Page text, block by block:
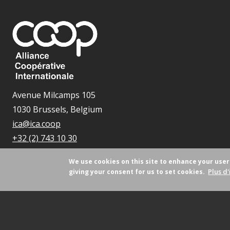
Avenue Milcamps 105
1030 Brussels, Belgium
ica@ica.coop
+32 (2) 743 10 30
We use cookies on this site to enhance your
giving your consent for us to set cookies. Plus